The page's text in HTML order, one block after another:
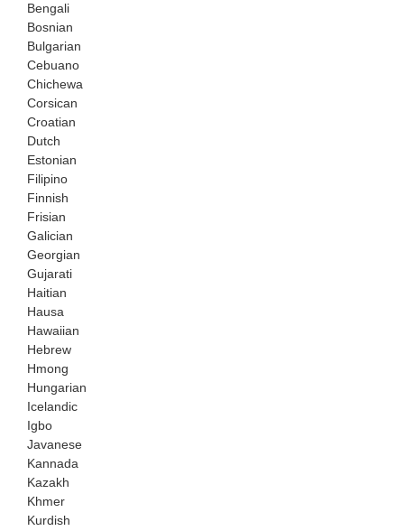
Bengali
Bosnian
Bulgarian
Cebuano
Chichewa
Corsican
Croatian
Dutch
Estonian
Filipino
Finnish
Frisian
Galician
Georgian
Gujarati
Haitian
Hausa
Hawaiian
Hebrew
Hmong
Hungarian
Icelandic
Igbo
Javanese
Kannada
Kazakh
Khmer
Kurdish